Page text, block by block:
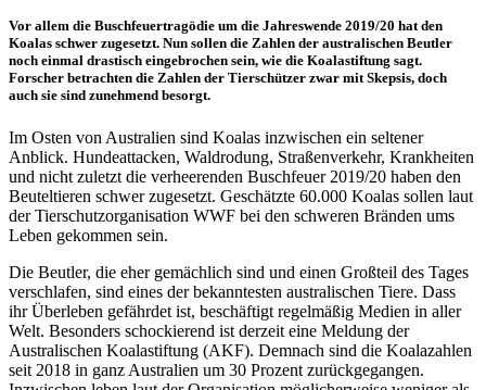
Vor allem die Buschfeuertragödie um die Jahreswende 2019/20 hat den
Koalas schwer zugesetzt. Nun sollen die Zahlen der australischen Beutler
noch einmal drastisch eingebrochen sein, wie die Koalastiftung sagt.
Forscher betrachten die Zahlen der Tierschützer zwar mit Skepsis, doch
auch sie sind zunehmend besorgt.
Im Osten von Australien sind Koalas inzwischen ein seltener
Anblick. Hundeattacken, Waldrodung, Straßenverkehr, Krankheiten
und nicht zuletzt die verheerenden Buschfeuer 2019/20 haben den
Beuteltieren schwer zugesetzt. Geschätzte 60.000 Koalas sollen laut
der Tierschutzorganisation WWF bei den schweren Bränden ums
Leben gekommen sein.
Die Beutler, die eher gemächlich sind und einen Großteil des Tages
verschlafen, sind eines der bekanntesten australischen Tiere. Dass
ihr Überleben gefährdet ist, beschäftigt regelmäßig Medien in aller
Welt. Besonders schockierend ist derzeit eine Meldung der
Australischen Koalastiftung (AKF). Demnach sind die Koalazahlen
seit 2018 in ganz Australien um 30 Prozent zurückgegangen.